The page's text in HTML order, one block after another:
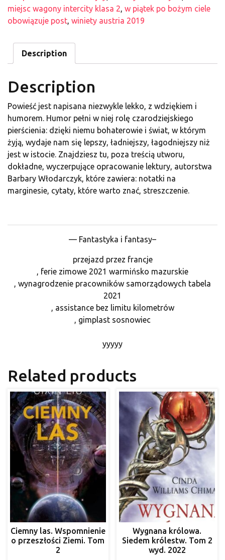
miejsc wagony intercity klasa 2, w piątek po bożym ciele
obowiązuje post, winiety austria 2019
Description
Description
Powieść jest napisana niezwykle lekko, z wdziękiem i
humorem. Humor pełni w niej rolę czarodziejskiego
pierścienia: dzięki niemu bohaterowie i świat, w którym
żyją, wydaje nam się lepszy, ładniejszy, łagodniejszy niż
jest w istocie. Znajdziesz tu, poza treścią utworu,
dokładne, wyczerpujące opracowanie lektury, autorstwa
Barbary Włodarczyk, które zawiera: notatki na
marginesie, cytaty, które warto znać, streszczenie.
— Fantastyka i fantasy–
przejazd przez francje
, ferie zimowe 2021 warmińsko mazurskie
, wynagrodzenie pracowników samorządowych tabela
2021
, assistance bez limitu kilometrów
, gimplast sosnowiec
yyyyy
Related products
Ciemny las. Wspomnienie
o przeszłości Ziemi. Tom
2
Wygnana królowa.
Siedem królestw. Tom 2
wyd. 2022